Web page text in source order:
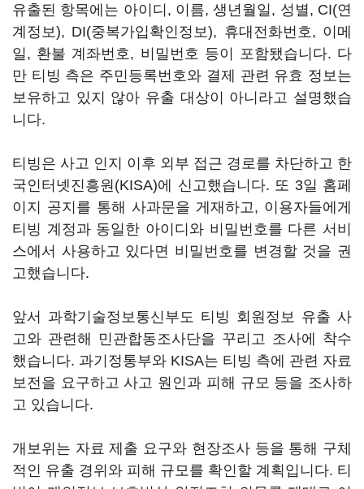
유출된 항목에는 아이디, 이름, 생년월일, 성별, CI(연
계정보), DI(중복가입확인정보), 휴대전화번호, 이메
일, 환불 계좌번호, 비밀번호 등이 포함됐습니다. 다
만 티빙 측은 주민등록번호와 결제 관련 유효 정보는
보유하고 있지 않아 유출 대상이 아니라고 설명했습
니다.
티빙은 사고 인지 이후 외부 접근 경로를 차단하고 한
국인터넷진흥원(KISA)에 신고했습니다. 또 3일 홈페
이지 공지를 통해 사과문을 게재하고, 이용자들에게
티빙 계정과 동일한 아이디와 비밀번호를 다른 서비
스에서 사용하고 있다면 비밀번호를 변경할 것을 권
고했습니다.
앞서 과학기술정보통신부도 티빙 회원정보 유출 사
고와 관련해 민관합동조사단을 꾸리고 조사에 착수
했습니다. 과기정통부와 KISA는 티빙 측에 관련 자료
보전을 요구하고 사고 원인과 피해 규모 등을 조사하
고 있습니다.
개보위는 자료 제출 요구와 현장조사 등을 통해 구체
적인 유출 경위와 피해 규모를 확인할 계획입니다. 티